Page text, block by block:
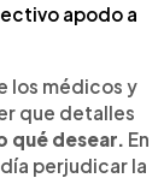
apodo a
los médicos y
que detalles
qué desear. En
perjudicar la